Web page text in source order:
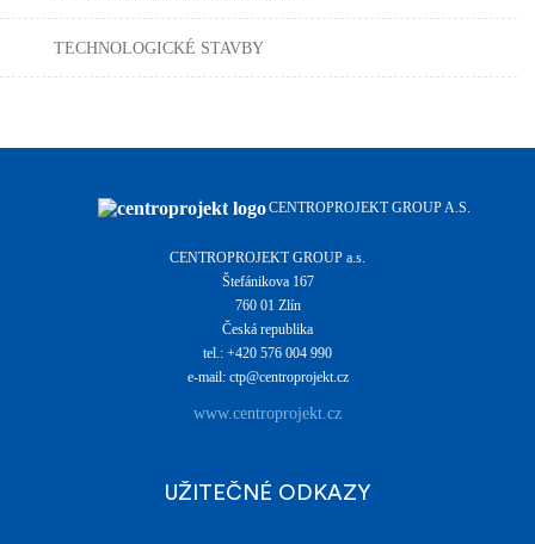
TECHNOLOGICKÉ STAVBY
CENTROPROJEKT GROUP A.S.
CENTROPROJEKT GROUP a.s.
Štefánikova 167
760 01 Zlín
Česká republika
tel.: +420 576 004 990
e-mail: ctp@centroprojekt.cz
www.centroprojekt.cz
UŽITEČNÉ ODKAZY